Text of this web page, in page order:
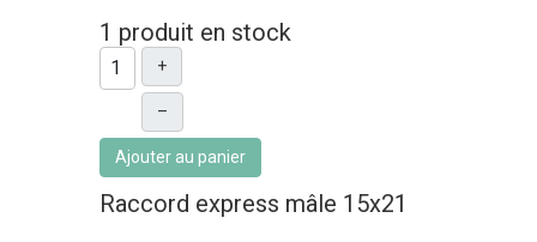
1 produit en stock
+
–
Ajouter au panier
Raccord express mâle 15x21